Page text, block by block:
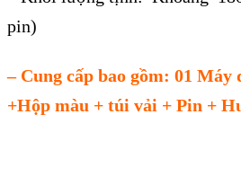
pin)
– Cung cấp bao gồm: 01 Máy
+Hộp màu + túi vải + Pin +